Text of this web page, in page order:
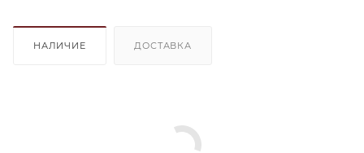
НАЛИЧИЕ ДОСТАВКА